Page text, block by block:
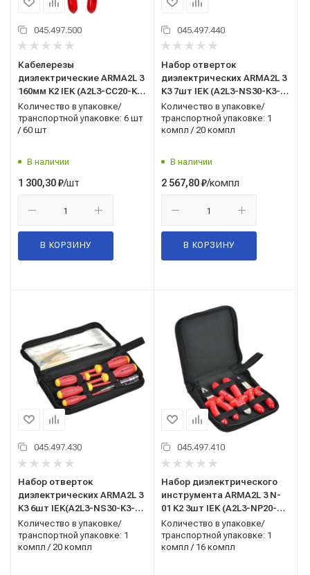
045.497.500
Кабелерезы
диэлектрические ARMA2L 3
160мм K2 IEK (A2L3-CC20-K2-
160)
Количество в упаковке/
транспортной упаковке: 6 шт
/ 60 шт
В наличии
1 300,30₽/шт
В КОРЗИНУ
045.497.440
Набор отверток
диэлектрических ARMA2L 3
K3 7шт IEK (A2L3-NS30-K3-
07)
Количество в упаковке/
транспортной упаковке: 1
компл / 20 компл
В наличии
2 567,80₽/компл
В КОРЗИНУ
045.497.430
Набор отверток
диэлектрических ARMA2L 3
K3 6шт IEK(A2L3-NS30-K3-
06)
Количество в упаковке/
транспортной упаковке: 1
компл / 20 компл
045.497.410
Набор диэлектрического
инструмента ARMA2L 3 N-
01 K2 3шт IEK (A2L3-NP20-
K2-N01-03)
Количество в упаковке/
транспортной упаковке: 1
компл / 16 компл